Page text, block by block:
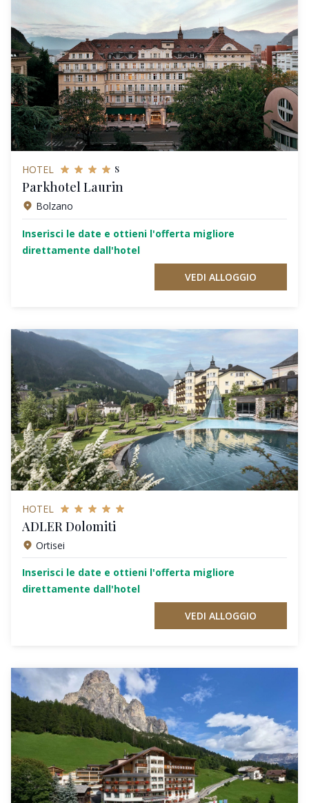
HOTEL s
Parkhotel Laurin
Bolzano
Inserisci le date e ottieni l'offerta migliore
direttamente dall'hotel
VEDI ALLOGGIO
HOTEL
ADLER Dolomiti
Ortisei
Inserisci le date e ottieni l'offerta migliore
direttamente dall'hotel
VEDI ALLOGGIO